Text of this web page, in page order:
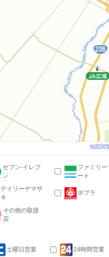
地図閲
セブン-イレブ
ン
ファミリー
ート
デイリーヤマザ
キ
ポプラ
その他の取扱
店
土曜日営業 24時間営業